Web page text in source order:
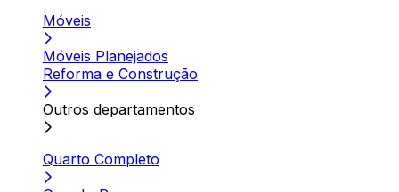
Móveis
Móveis Planejados
Reforma e Construção
Outros departamentos
Quarto Completo